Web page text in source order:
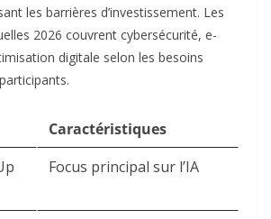
les barrières d’investissement. Les
2026 couvrent cybersécurité, e-
digitale selon les besoins
Caractéristiques
Focus principal sur l’IA ​